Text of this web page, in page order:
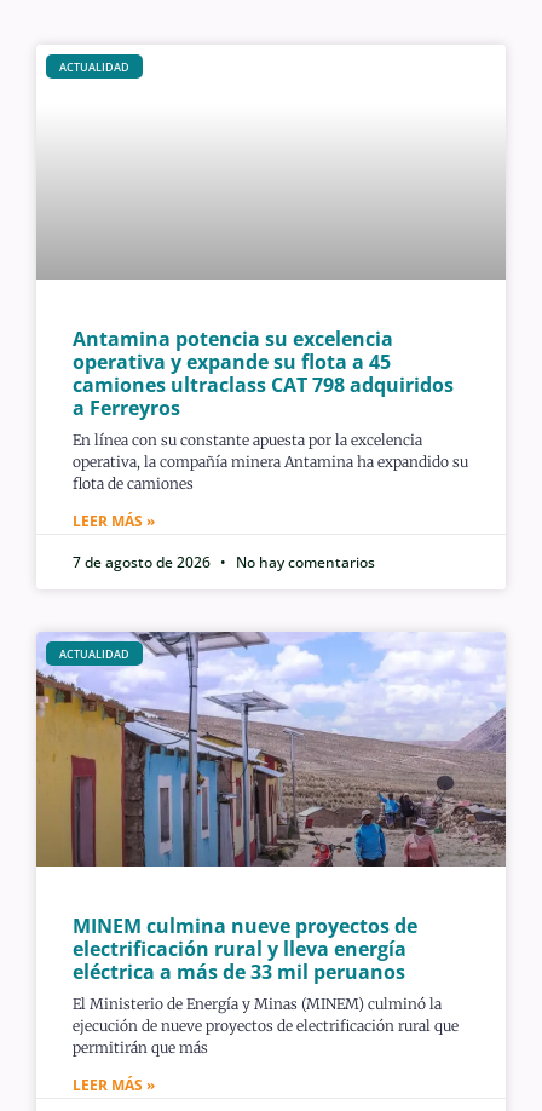
ACTUALIDAD
Antamina potencia su excelencia
operativa y expande su flota a 45
camiones ultraclass CAT 798 adquiridos
a Ferreyros
En línea con su constante apuesta por la excelencia
operativa, la compañía minera Antamina ha expandido su
flota de camiones
LEER MÁS »
7 de agosto de 2026
No hay comentarios
ACTUALIDAD
MINEM culmina nueve proyectos de
electrificación rural y lleva energía
eléctrica a más de 33 mil peruanos
El Ministerio de Energía y Minas (MINEM) culminó la
ejecución de nueve proyectos de electrificación rural que
permitirán que más
LEER MÁS »